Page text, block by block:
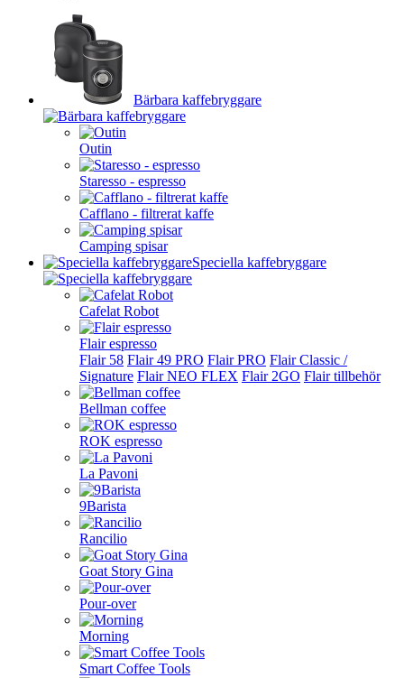
Bärbara kaffebryggare
Outin
Staresso - espresso
Cafflano - filtrerat kaffe
Camping spisar
Speciella kaffebryggare
Cafelat Robot
Flair espresso
Flair 58 Flair 49 PRO Flair PRO Flair Classic /
Signature Flair NEO FLEX Flair 2GO Flair tillbehör
Bellman coffee
ROK espresso
La Pavoni
9Barista
Rancilio
Goat Story Gina
Pour-over
Morning
Smart Coffee Tools